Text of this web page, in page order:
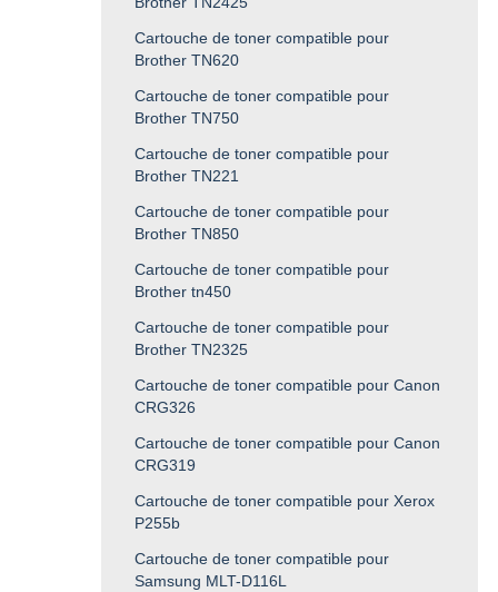
Cartouche de toner compatible pour
Brother TN620
Cartouche de toner compatible pour
Brother TN750
Cartouche de toner compatible pour
Brother TN221
Cartouche de toner compatible pour
Brother TN850
Cartouche de toner compatible pour
Brother tn450
Cartouche de toner compatible pour
Brother TN2325
Cartouche de toner compatible pour Canon
CRG326
Cartouche de toner compatible pour Canon
CRG319
Cartouche de toner compatible pour Xerox
P255b
Cartouche de toner compatible pour
Samsung MLT-D116L